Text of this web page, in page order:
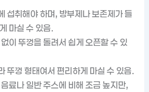
섭취해야 하며, 방부제나 보존제가 들
마실 수 있음.
이 뚜껑을 돌려서 쉽게 오픈할 수 있
뚜껑 형태여서 편리하게 마실 수 있음.
료나 일반 주스에 비해 조금 높지만,